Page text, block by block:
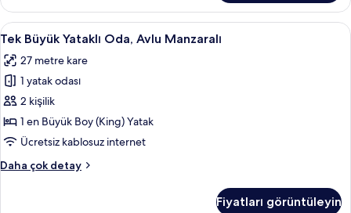
Dağ
Manzaralı
hakkında
fazla
detay
Tek
Büyük
Yataklı
Oda,
Avlu
Manzaralı
için
fotoğrafları
Tek Büyük Yataklı Oda, Avlu
8
Tek Büyük Yataklı Oda, Avlu Manzaralı
27 metre kare
1 yatak odası
2 kişilik
1 en Büyük Boy (King) Yatak
Ücretsiz kablosuz internet
Daha çok detay
Tek
Fiyatları görüntüleyin